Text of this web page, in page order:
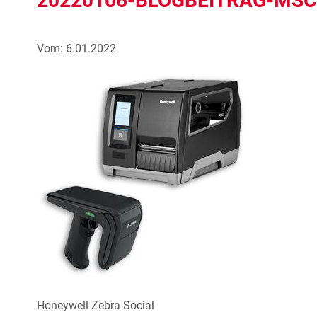
Vom: 6.01.2022
Honeywell-Zebra-Social